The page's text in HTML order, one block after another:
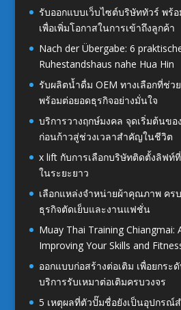
รับออกแบบเว็บไซต์บริษัททัวร์ พร้อ
เพื่อเพิ่มโอกาสในการเข้าถึงลูกค้า
Nach der Übergabe: 6
Ruhestandshaus nahe Hua Hin
รับผลิตน้ำดื่ม OEM ทางเลือกที่ช่ว
พร้อมต่อยอดธุรกิจอย่างมั่นใจ
บริการวางฤกษ์มงคล จุดเริ่มต้นขอ
ก่อนก้าวสู่ช่วงเวลาสำคัญในชีวิต
x lift กับการเลือกบริษัทติดตั้งลิฟท์
ในระยะยาว
เลือกแหล่งจำหน่ายผ้าคุณภาพ คร
ธุรกิจตัดเย็บและงานแฟชั่น
Muay Thai Training Chiangmai:
Improving Your Skills and
ออกแบบก่อสร้างต่อเติม เพื่อยกระ
บริการรับเหมาต่อเติมครบวงจร
5 เหตุผลที่ตัวปั๊มชื่อยังเป็นอุปกร